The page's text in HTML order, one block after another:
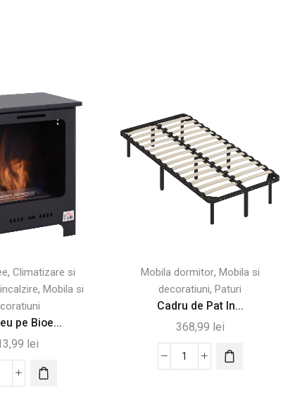
,Climatizare si
, Mobila si
pe Bioe...
lei
Mobila dormitor, Mobila si
decoratiuni,Paturi
Cadru de Pat In...
368,99 lei
Cantitate